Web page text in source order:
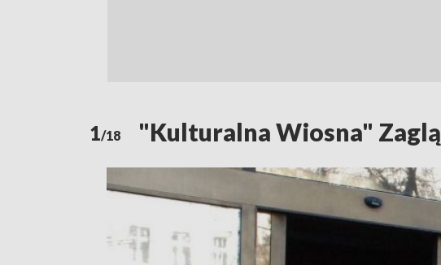
1/18 "Kulturalna Wiosna"